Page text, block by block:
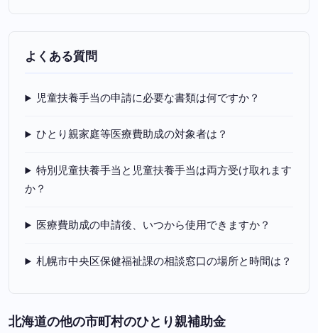
よくある質問
児童扶養手当の申請に必要な書類は何ですか？
ひとり親家庭等医療費助成の対象者は？
特別児童扶養手当と児童扶養手当は両方受け取れます
か？
医療費助成の申請後、いつから使用できますか？
札幌市中央区保健福祉課の相談窓口の場所と時間は？
北海道の他の市町村のひとり親補助金